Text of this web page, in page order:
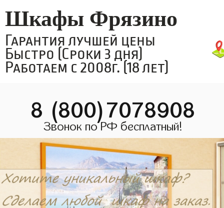
Шкафы Фрязино
Гарантия лучшей цены
Быстро (Сроки 3 дня)
Работаем с 2008г. (18 лет)
8 (800)7078908
Звонок по РФ бесплатный!